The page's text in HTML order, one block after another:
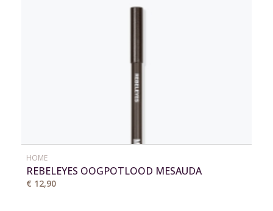
HOME
REBELEYES OOGPOTLOOD MESAUDA
€ 12,90